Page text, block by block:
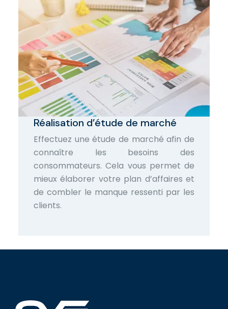
Réalisation d’étude de marché
Effectuez une étude de marché afin de
connaître les besoins des
consommateurs. Cela vous permet de
mieux élaborer votre plan d’affaires et
de combler le manque ressenti par les
clients.